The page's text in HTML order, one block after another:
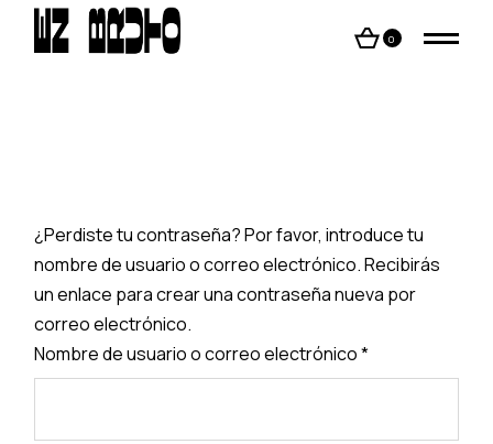
content
0
¿Perdiste tu contraseña? Por favor, introduce tu
nombre de usuario o correo electrónico. Recibirás
un enlace para crear una contraseña nueva por
correo electrónico.
Nombre de usuario o correo electrónico*Obligatorio